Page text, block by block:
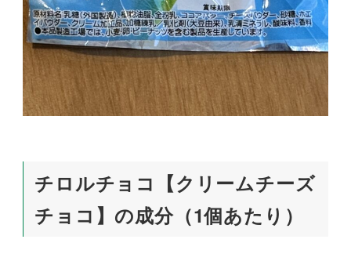
チロルチョコ【クリームチーズ
チョコ】の成分（1個あたり）